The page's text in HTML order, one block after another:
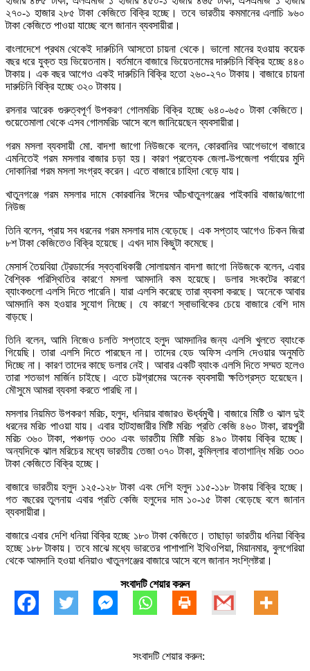
২৭০-১ হাজার ২৮৫ টাকা কেজিতে বিক্রি হচ্ছে। তবে ভারতীয় কমমানের এলাচি ৯৬০
টাকা কেজিতে পাওয়া যাচ্ছে বলে জানান ব্যবসায়ীরা।
বাংলাদেশে প্রথম থেকেই দারুচিনি আসতো চায়না থেকে। ভালো মানের হওয়ায় কয়েক
বছর ধরে যুক্ত হয় ভিয়েতনাম। বর্তমানে বাজারে ভিয়েতনামের দারুচিনি বিক্রি হচ্ছে ৪৪০
টাকায়। এক বছর আগেও একই দারুচিনি বিক্রি হতো ২৬০-২৭০ টাকায়। বাজারে চায়না
দারুচিনি বিক্রি হচ্ছে ৩২০ টাকায়।
রসনার আরেক গুরুত্বপূর্ণ উপকরণ গোলমরিচ বিক্রি হচ্ছে ৬৪০-৬৫০ টাকা কেজিতে।
গুয়েতেমালা থেকে এসব গোলমরিচ আসে বলে জানিয়েছেন ব্যবসায়ীরা।
গরম মসলা ব্যবসায়ী মো. বাদশা জাগো নিউজকে বলেন, কোরবানির আগেভাগে বাজারে
এমনিতেই গরম মসলার বাজার চড়া হয়। কারণ প্রত্যেক জেলা-উপজেলা পর্যায়ের মুদি
দোকানিরা গরম মসলা সংগ্রহ করেন। এতে বাজারে চাহিদা বেড়ে যায়।
খাতুনগঞ্জে গরম মসলার দামে কোরবানির ঈদের আঁচখাতুনগঞ্জের পাইকারি বাজার/জাগো
নিউজ
তিনি বলেন, প্রায় সব ধরনের গরম মসলার দাম বেড়েছে। এক সপ্তাহ আগেও চিকন জিরা
৮শ টাকা কেজিতেও বিক্রি হয়েছে। এখন দাম কিছুটা কমেছে।
মেসার্স তৈয়বিয়া ট্রেডার্সের স্বত্বাধিকারী সোলায়মান বাদশা জাগো নিউজকে বলেন, এবার
বৈশ্বিক পরিস্থিতির কারণে মসলা আমদানি কম হয়েছে। ডলার সংকটের কারণে
ব্যাংকগুলো এলসি দিতে পারেনি। যারা এলসি করেছে তারা ব্যবসা করছে। অনেকে আবার
আমদানি কম হওয়ার সুযোগ নিচ্ছে। যে কারণে স্বাভাবিকের চেয়ে বাজারে বেশি দাম
বাড়ছে।
তিনি বলেন, আমি নিজেও চলতি সপ্তাহে হলুদ আমদানির জন্য এলসি খুলতে ব্যাংকে
গিয়েছি। তারা এলসি দিতে পারছেন না। তাদের হেড অফিস এলসি দেওয়ার অনুমতি
দিচ্ছে না। কারণ তাদের কাছে ডলার নেই। আবার একটি ব্যাংক এলসি দিতে সম্মত হলেও
তারা শতভাগ মার্জিন চাইছে। এতে চট্টগ্রামের অনেক ব্যবসায়ী ক্ষতিগ্রস্ত হয়েছেন।
মৌসুমে আমরা ব্যবসা করতে পারছি না।
মসলার নিয়মিত উপকরণ মরিচ, হলুদ, ধনিয়ার বাজারও ঊর্ধ্বমুখী। বাজারে মিষ্টি ও ঝাল দুই
ধরনের মরিচ পাওয়া যায়। এবার হাটহাজারীর মিষ্টি মরিচ প্রতি কেজি ৪৬০ টাকা, রায়পুরী
মরিচ ৩৬০ টাকা, পঞ্চগড় ৩৩০ এবং ভারতীয় মিষ্টি মরিচ ৪৯০ টাকায় বিক্রি হচ্ছে।
অন্যদিকে ঝাল মরিচের মধ্যে ভারতীয় তেজা ৩৭০ টাকা, কুমিল্লার বাতাগান্ধি মরিচ ৩৩০
টাকা কেজিতে বিক্রি হচ্ছে।
বাজারে ভারতীয় হলুদ ১২৫-১২৮ টাকা এবং দেশি হলুদ ১১৫-১১৮ টাকায় বিক্রি হচ্ছে।
গত বছরের তুলনায় এবার প্রতি কেজি হলুদের দাম ১০-১৫ টাকা বেড়েছে বলে জানান
ব্যবসায়ীরা।
বাজারে এবার দেশি ধনিয়া বিক্রি হচ্ছে ১৮০ টাকা কেজিতে। তাছাড়া ভারতীয় ধনিয়া বিক্রি
হচ্ছে ১৮৮ টাকায়। তবে মাঝে মধ্যে ভারতের পাশাপাশি ইথিওপিয়া, মিয়ানমার, বুলগেরিয়া
থেকে আমদানি হওয়া ধনিয়াও খাতুনগঞ্জের বাজারে আসে বলে জানান সংশ্লিষ্টরা।
সংবাদটি শেয়ার করুন
সংবাদটি শেয়ার করুন: